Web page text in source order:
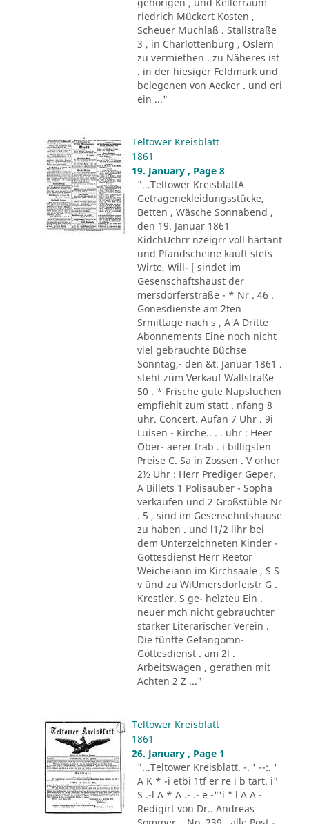
riedrich Mückert Kosten ,
Scheuer Muchlaß . Stallstraße
3 , in Charlottenburg , Oslern
zu vermiethen . zu Näheres ist
. in der hiesiger Feldmark und
belegenen von Aecker . und eri
ein ..."
Teltower Kreisblatt
1861
19. January , Page 8
"...Teltower KreisblattA
Getragenekleidungsstücke,
Betten , Wäsche Sonnabend ,
den 19. Januär 1861
KidchUchrr nzeigrr voll härtant
und Pfandscheine kauft stets
Wirte, Will- [ sindet im
Gesenschaftshaust der
mersdorferstraße - * Nr . 46 .
Gonesdienste am 2ten
Srmittage nach s , A A Dritte
Abonnements Eine noch nicht
viel gebrauchte Büchse
Sonntag,- den &t. Januar 1861 .
steht zum Verkauf Wallstraße
50 . * Frische gute Napsluchen
empfiehlt zum statt . nfang 8
uhr. Concert. Aufan 7 Uhr . 9i
Luisen - Kirche.. . . uhr : Heer
Ober- aerer trab . i billigsten
Preise C. Sa in Zossen . V orher
2½ Uhr : Herr Prediger Geper.
A Billets 1 Polisauber - Sopha
verkaufen und 2 Großstüble Nr
. 5 , sind im Gesensehntshause
zu haben . und l1/2 lihr bei
dem Unterzeichneten Kinder -
Gottesdienst Herr Reetor
Weicheiann im Kirchsaale , S S
v ünd zu WiUmersdorfeistr G .
Krestler. S ge- heìzteu Ein .
neuer mch nicht gebrauchter
starker Literarischer Verein .
Die fünfte Gefangomn-
Gottesdienst . am 2l .
Arbeitswagen , gerathen mit
Achten 2 Z ..."
Teltower Kreisblatt
1861
26. January , Page 1
"...Teltower Kreisblatt. -. ' --:. '
A K * -i etbi 1tf er re i b tart. i"
S .-l A * A .- .- e -"'i " l A A -
Redigirt von Dr.. Andreas